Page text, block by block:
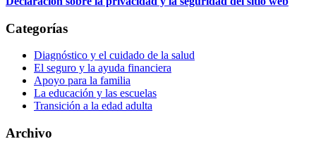
Categorías
Diagnóstico y el cuidado de la salud
El seguro y la ayuda financiera
Apoyo para la familia
La educación y las escuelas
Transición a la edad adulta
Archivo